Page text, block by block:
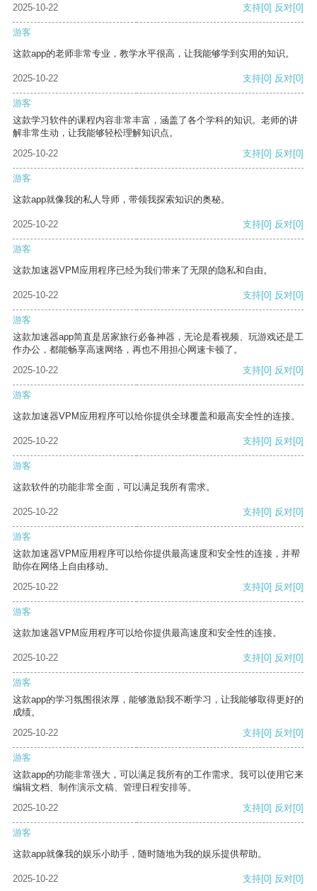
2025-10-22
支持[0] 反对[0]
游客
这款app的老师非常专业，教学水平很高，让我能够学到实用的知识。
2025-10-22 支持[0] 反对[0]
游客
这款学习软件的课程内容非常丰富，涵盖了各个学科的知识。老师的讲
解非常生动，让我能够轻松理解知识点。
2025-10-22
支持[0] 反对[0]
游客
这款app就像我的私人导师，带领我探索知识的奥秘。
2025-10-22 支持[0] 反对[0]
游客
这款加速器VPM应用程序已经为我们带来了无限的隐私和自由。
2025-10-22 支持[0] 反对[0]
游客
这款加速器app简直是居家旅行必备神器，无论是看视频、玩游戏还是工
作办公，都能畅享高速网络，再也不用担心网速卡顿了。
2025-10-22
支持[0] 反对[0]
游客
这款加速器VPM应用程序可以给你提供全球覆盖和最高安全性的连接。
2025-10-22 支持[0] 反对[0]
游客
这款软件的功能非常全面，可以满足我所有需求。
2025-10-22 支持[0] 反对[0]
游客
这款加速器VPM应用程序可以给你提供最高速度和安全性的连接，并帮
助你在网络上自由移动。
2025-10-22
支持[0] 反对[0]
游客
这款加速器VPM应用程序可以给你提供最高速度和安全性的连接。
2025-10-22 支持[0] 反对[0]
游客
这款app的学习氛围很浓厚，能够激励我不断学习，让我能够取得更好的
成绩。
2025-10-22
支持[0] 反对[0]
游客
这款app的功能非常强大，可以满足我所有的工作需求。我可以使用它来
编辑文档、制作演示文稿、管理日程安排等。
2025-10-22
支持[0] 反对[0]
游客
这款app就像我的娱乐小助手，随时随地为我的娱乐提供帮助。
2025-10-22 支持[0] 反对[0]